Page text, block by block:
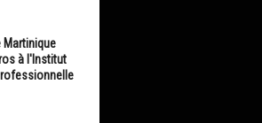
Martinique
à l'Institut